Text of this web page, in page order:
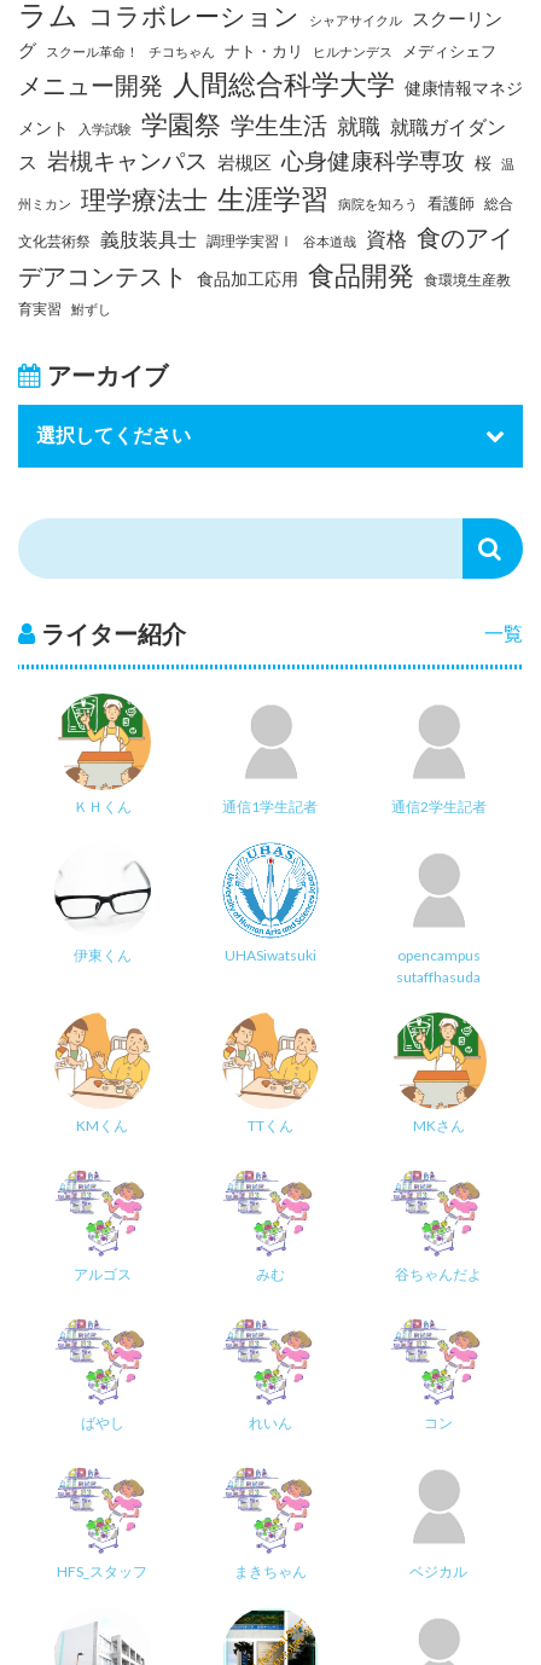
ラム コラボレーション シャアサイクル
スクーリン
グ
スクール革命！ チコちゃん ナト・カリ ヒルナンデス メディシェフ
メニュー開発 人間総合科学大学 健康情報マネジ
メント
入学試験 学園祭 学生生活 就職 就職ガイダン
ス 岩槻キャンパス 岩槻区 心身健康科学専攻 桜 温
州ミカン 理学療法士 生涯学習 病院を知ろう 看護師 総合
文化芸術祭 義肢装具士 調理学実習Ⅰ 谷本道哉 資格 食のアイ
デアコンテスト
食品加工応用 食品開発 食環境生産教
育実習
鮒ずし
アーカイブ
一覧
ライター紹介
ＫＨくん 通信1学生記者 通信2学生記者
伊東くん UHASiwatsuki
opencampus
sutaffhasuda
KMくん TTくん MKさん
アルゴス みむ 谷ちゃんだよ
ばやし れいん コン
HFS_スタッフ まきちゃん ベジカル